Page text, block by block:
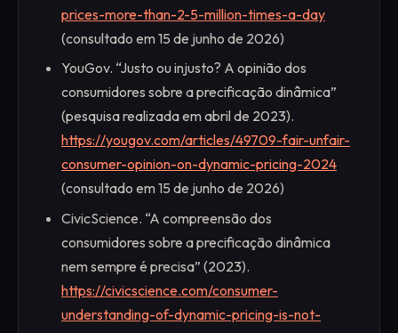
prices-more-than-2-5-million-times-a-day
(consultado em 15 de junho de 2026)
YouGov. “Justo ou injusto? A opinião dos
consumidores sobre a precificação dinâmica”
(pesquisa realizada em abril de 2023).
https://yougov.com/articles/49709-fair-unfair-
consumer-opinion-on-dynamic-pricing-2024
(consultado em 15 de junho de 2026)
CivicScience. “A compreensão dos
consumidores sobre a precificação dinâmica
nem sempre é precisa” (2023).
https://civicscience.com/consumer-
understanding-of-dynamic-pricing-is-not-